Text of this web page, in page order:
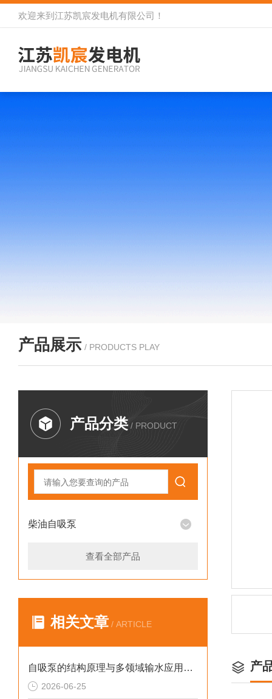
欢迎来到 江苏凯宸发电机有限公司 ！
产品展示 / PRODUCTS PLAY
产品分类 / PRODUCT
柴油自吸泵
查看全部产品
相关文章 / ARTICLE
自吸泵的结构原理与多领域输水应用探析
2026-06-25
产